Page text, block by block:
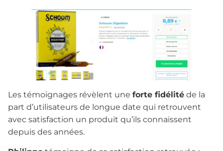
Les témoignages révèlent une forte fidélité de la
part d’utilisateurs de longue date qui retrouvent
avec satisfaction un produit qu’ils connaissent
depuis des années.